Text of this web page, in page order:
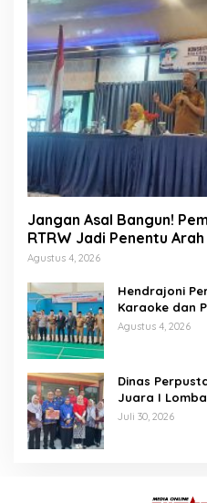
Jangan Asal Bangun!
RTRW Jadi Penentu
Agustus 4, 2026
Hendrajoni
Karaoke dan
Agustus 4, 2026
Dinas
Juara I
Lamang Golek
Juli 30, 2026